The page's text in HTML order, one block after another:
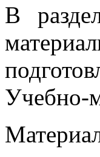
В
Учебно-